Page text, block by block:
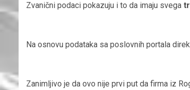
Zvanični podaci pokazuju i to da imaju svega
Na osnovu podataka sa poslovnih portala
Zanimljivo je da ovo nije prvi put da firma iz